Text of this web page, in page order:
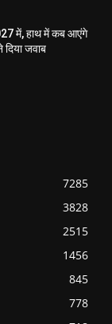
में, हाथ में कब आएंगे
दिया जवाब
7285
3828
2515
1456
845
778